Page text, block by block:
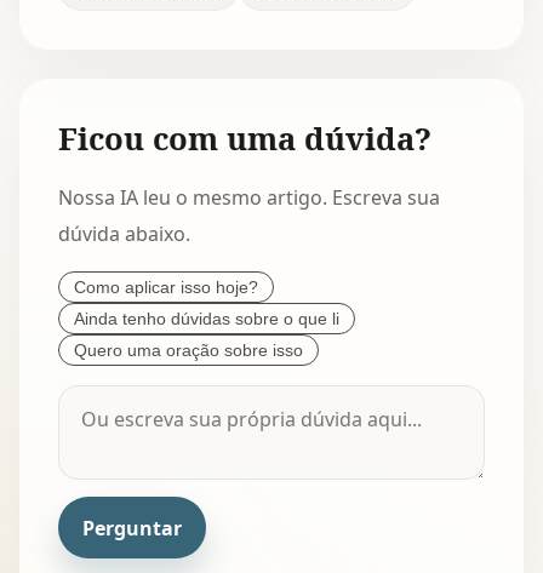
Ficou com uma dúvida?
Nossa IA leu o mesmo artigo. Escreva sua
dúvida abaixo.
Como aplicar isso hoje?
Ainda tenho dúvidas sobre o que li
Quero uma oração sobre isso
Perguntar